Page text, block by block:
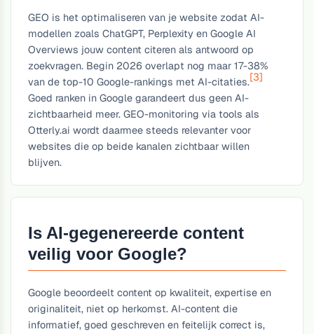
GEO is het optimaliseren van je website zodat AI-
modellen zoals ChatGPT, Perplexity en Google AI
Overviews jouw content citeren als antwoord op
zoekvragen. Begin 2026 overlapt nog maar 17-38%
van de top-10 Google-rankings met AI-citaties.[3]
Goed ranken in Google garandeert dus geen AI-
zichtbaarheid meer. GEO-monitoring via tools als
Otterly.ai wordt daarmee steeds relevanter voor
websites die op beide kanalen zichtbaar willen
blijven.
Is AI-gegenereerde content
veilig voor Google?
Google beoordeelt content op kwaliteit, expertise en
originaliteit, niet op herkomst. AI-content die
informatief, goed geschreven en feitelijk correct is,